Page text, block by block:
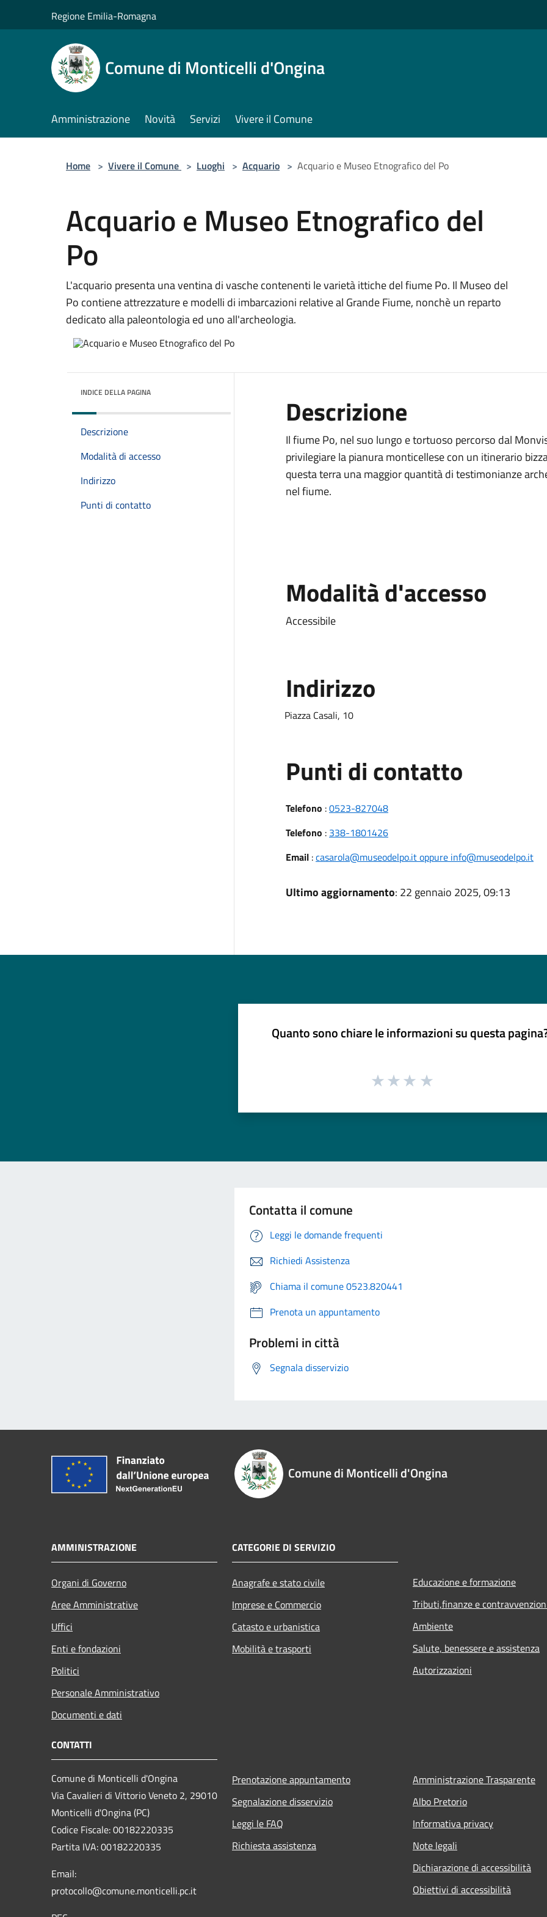
Regione Emilia-Romagna
Comune di Monticelli d'Ongina
Amministrazione Novità Servizi Vivere il Comune
Home > Vivere il Comune > Luoghi > Acquario > Acquario e Museo Etnografico del Po
Acquario e Museo Etnografico del
Po
L'acquario presenta una ventina di vasche contenenti le varietà ittiche del fiume Po. Il Museo del
Po contiene attrezzature e modelli di imbarcazioni relative al Grande Fiume, nonchè un reparto
dedicato alla paleontologia ed uno all'archeologia.
INDICE DELLA PAGINA
Descrizione
Modalità di accesso
Indirizzo
Punti di contatto
Descrizione
Il fiume Po, nel suo lungo e tortuoso percorso dal
privilegiare la pianura monticellese con un itinerario
questa terra una maggior quantità di testimonianze
nel fiume.
Modalità d'accesso
Accessibile
Indirizzo
Piazza Casali, 10
Punti di contatto
Telefono :0523-827048
Telefono : 338-1801426
Email:casarola@museodelpo.it oppure info@museodelpo.it
Ultimo aggiornamento: 22 gennaio 2025, 09:13
Quanto sono chiare le informazioni su questa
Contatta il comune
Leggi le domande frequenti
Richiedi Assistenza
Chiama il comune 0523.820441
Prenota un appuntamento
Problemi in città
Segnala disservizio
Comune di Monticelli d'Ongina
AMMINISTRAZIONE
Organi di Governo
Aree Amministrative
Uffici
Enti e fondazioni
Politici
Personale Amministrativo
Documenti e dati
CATEGORIE DI SERVIZIO
Anagrafe e stato civile
Imprese e Commercio
Catasto e urbanistica
Mobilità e trasporti
Educazione e formazione
Tributi,finanze e
Ambiente
Salute, benessere e assistenza
Autorizzazioni
CONTATTI
Comune di Monticelli d'Ongina
Via Cavalieri di Vittorio Veneto 2, 29010
Monticelli d'Ongina (PC)
Codice Fiscale: 00182220335
Partita IVA: 00182220335
Email:
protocollo@comune.monticelli.pc.it
Prenotazione appuntamento
Segnalazione disservizio
Leggi le FAQ
Richiesta assistenza
Amministrazione Trasparente
Albo Pretorio
Informativa privacy
Note legali
Dichiarazione di accessibilità
Obiettivi di accessibilità